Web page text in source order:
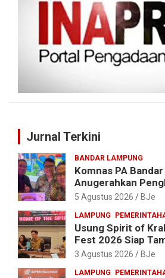
Jurnal Terkini
BANDAR LAMPUNG
Komnas PA
Anugerahkan
Kombes Pol. Alfret
5 Agustus 2026 BJe
LAMPUNG
Usung Spirit of
Fest 2026 Siap
Spektakuler
3 Agustus 2026 BJe
LAMPUNG